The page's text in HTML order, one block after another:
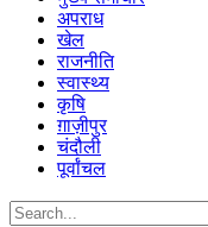
अपराध
खेल
राजनीति
स्वास्थ्य
कृषि
ग़ाज़ीपुर
चंदौली
पूर्वांचल